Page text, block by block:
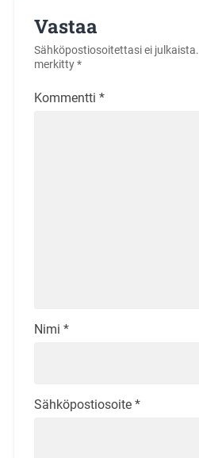
Vastaa
Sähköpostiosoitettasi ei julkaista.
merkitty*
Kommentti *
Nimi *
Sähköpostiosoite *